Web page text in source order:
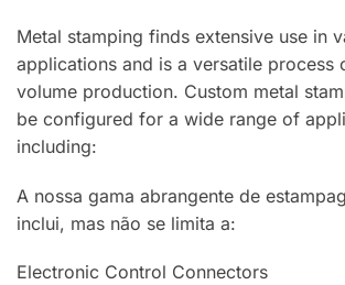
Metal stamping finds extensive use in
applications and is a versatile process
volume production. Custom metal
be configured for a wide range of
including:
A nossa gama abrangente de
inclui, mas não se limita a:
Electronic Control Connectors